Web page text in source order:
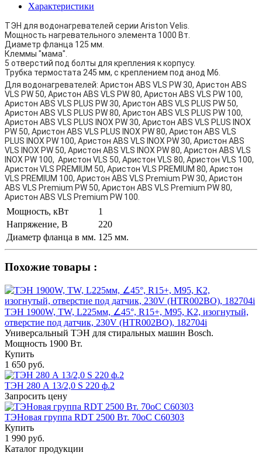
Характеристики
ТЭН для водонагревателей серии Ariston Velis.
Мощность нагревательного элемента 1000 Вт.
Диаметр фланца 125 мм.
Клеммы "мама".
5 отверстий под болты для крепления к корпусу.
Трубка термостата 245 мм, с креплением под анод M6.
Для водонагревателей: Аристон ABS VLS PW 30, Аристон ABS
VLS PW 50, Аристон ABS VLS PW 80, Аристон ABS VLS PW 100,
Аристон ABS VLS PLUS PW 30, Аристон ABS VLS PLUS PW 50,
Аристон ABS VLS PLUS PW 80, Аристон ABS VLS PLUS PW 100,
Аристон ABS VLS PLUS INOX PW 30, Аристон ABS VLS PLUS INOX
PW 50, Аристон ABS VLS PLUS INOX PW 80, Аристон ABS VLS
PLUS INOX PW 100, Аристон ABS VLS INOX PW 30, Аристон ABS
VLS INOX PW 50, Аристон ABS VLS INOX PW 80, Аристон ABS VLS
INOX PW 100, Аристон VLS 50, Аристон VLS 80, Аристон VLS 100,
Аристон VLS PREMIUM 50, Аристон VLS PREMIUM 80, Аристон
VLS PREMIUM 100, Аристон ABS VLS Premium PW 30, Аристон
ABS VLS Premium PW 50, Аристон ABS VLS Premium PW 80,
Аристон ABS VLS Premium PW 100.
Мощность, кВт
1
Напряжение, В
220
Диаметр фланца в мм. 125 мм.
Похожие товары :
ТЭН 1900W, TW, L225мм, ∠45°, R15+, M95, K2, изогнутый,
отверстие под датчик, 230V (HTR002BO), 182704i
Универсальный ТЭН для стиральных машин Bosch.
Мощность 1900 Вт.
Купить
1 650 руб.
ТЭН 280 А 13/2,0 S 220 ф.2
Запросить цену
ТЭНовая группа RDT 2500 Вт. 70oС C60303
Купить
1 990 руб.
Каталог продукции